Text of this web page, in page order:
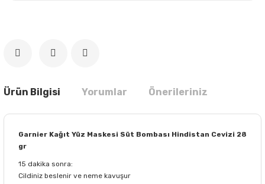
Ürün Bilgisi Yorumlar Önerileriniz
Garnier Kağıt Yüz Maskesi Süt Bombası Hindistan Cevizi 28
gr
15 dakika sonra:
Cildiniz beslenir ve neme kavuşur